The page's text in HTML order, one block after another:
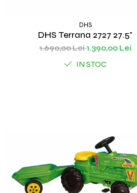
DHS
DHS Terrana 2727 27.5"
1.690,00 Lei1.390,00 Lei
IN STOC